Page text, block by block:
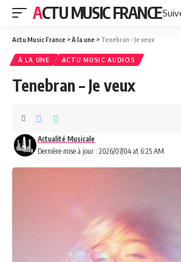
ACTU MUSIC FRANCE
Actu Music France >À la une > Tenebran – Je veux
À LA UNE ACTU MUSIC AUDIOS
Tenebran – Je veux
Dernière mise à jour : 2026/07/04 at 6:25 AM
Actualité Musicale